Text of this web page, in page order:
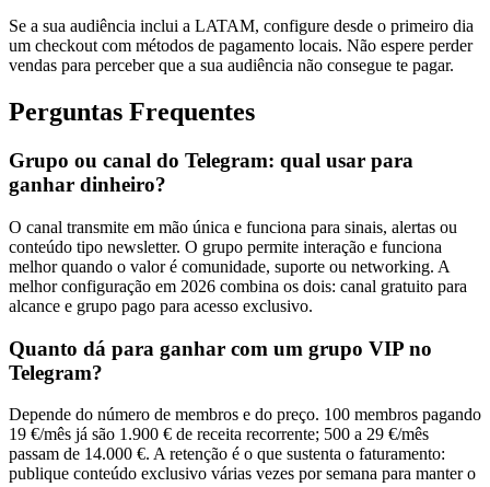
Se a sua audiência inclui a LATAM, configure desde o primeiro dia
um checkout com métodos de pagamento locais. Não espere perder
vendas para perceber que a sua audiência não consegue te pagar.
Perguntas Frequentes
Grupo ou canal do Telegram: qual usar para
ganhar dinheiro?
O canal transmite em mão única e funciona para sinais, alertas ou
conteúdo tipo newsletter. O grupo permite interação e funciona
melhor quando o valor é comunidade, suporte ou networking. A
melhor configuração em 2026 combina os dois: canal gratuito para
alcance e grupo pago para acesso exclusivo.
Quanto dá para ganhar com um grupo VIP no
Telegram?
Depende do número de membros e do preço. 100 membros pagando
19 €/mês já são 1.900 € de receita recorrente; 500 a 29 €/mês
passam de 14.000 €. A retenção é o que sustenta o faturamento:
publique conteúdo exclusivo várias vezes por semana para manter o